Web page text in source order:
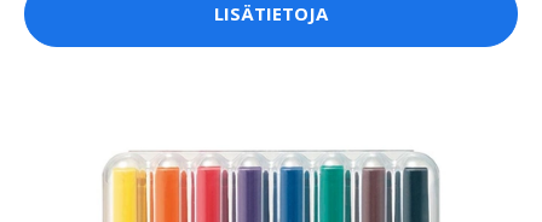
LISÄTIETOJA